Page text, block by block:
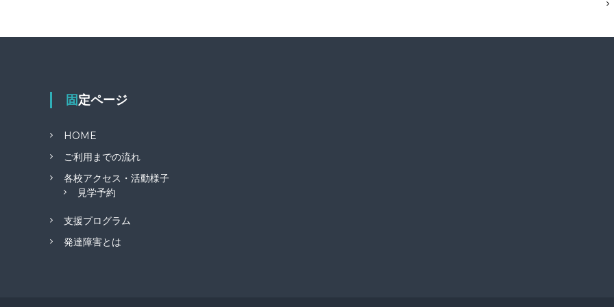
固定ページ
HOME
ご利用までの流れ
各校アクセス・活動様子
見学予約
支援プログラム
発達障害とは